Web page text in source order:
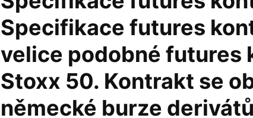
Specifikace futures
velice podobné futures
Stoxx 50. Kontrakt se
německé burze